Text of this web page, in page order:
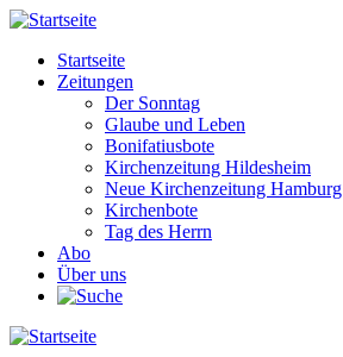
Direkt
Inhalt
Main
navigation
Startseite
Zeitungen
Der Sonntag
Glaube und Leben
Bonifatiusbote
Kirchenzeitung Hildesheim
Neue Kirchenzeitung Hamburg
Kirchenbote
Tag des Herrn
Abo
Über uns